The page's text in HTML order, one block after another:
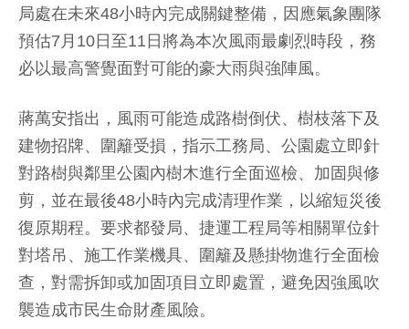
局處在未來48小時內完成關鍵整備，因應氣象團隊
預估7月10日至11日將為本次風雨最劇烈時段，務
必以最高警覺面對可能的豪大雨與強陣風。
蔣萬安指出，風雨可能造成路樹倒伏、樹枝落下及
建物招牌、圍籬受損，指示工務局、公園處立即針
對路樹與鄰里公園內樹木進行全面巡檢、加固與修
剪，並在最後48小時內完成清理作業，以縮短災後
復原期程。要求都發局、捷運工程局等相關單位針
對塔吊、施工作業機具、圍籬及懸掛物進行全面檢
查，對需拆卸或加固項目立即處置，避免因強風吹
襲造成市民生命財產風險。